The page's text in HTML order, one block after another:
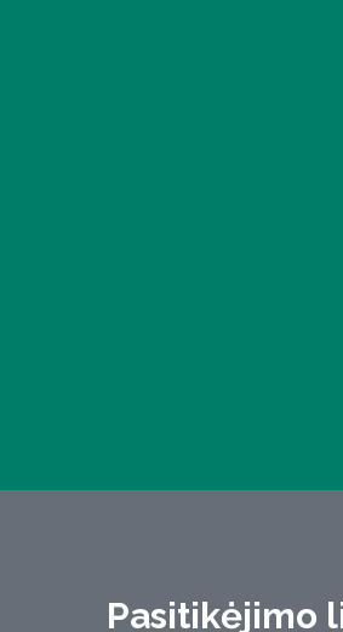
Pasitikėjimo